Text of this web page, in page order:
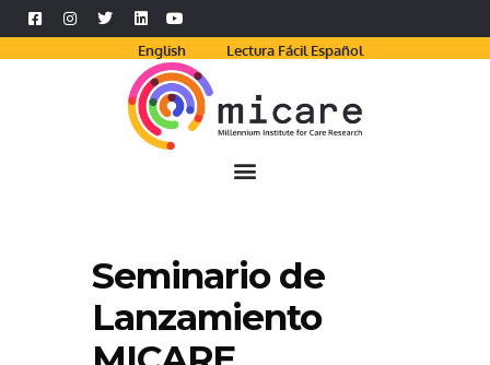
English Lectura Fácil Español
Seminario de
Lanzamiento